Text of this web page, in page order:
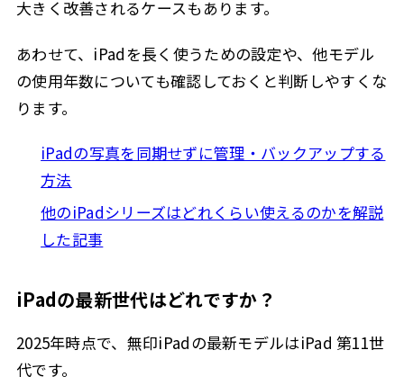
大きく改善されるケースもあります。
あわせて、iPadを長く使うための設定や、他モデル
の使用年数についても確認しておくと判断しやすくな
ります。
iPadの写真を同期せずに管理・バックアップする
方法
他のiPadシリーズはどれくらい使えるのかを解説
した記事
iPadの最新世代はどれですか？
2025年時点で、無印iPadの最新モデルはiPad 第11世
代です。